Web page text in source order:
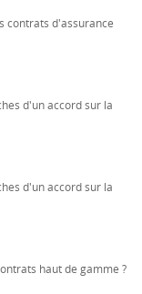
contrats d'assurance
d'un accord sur la
d'un accord sur la
haut de gamme ?